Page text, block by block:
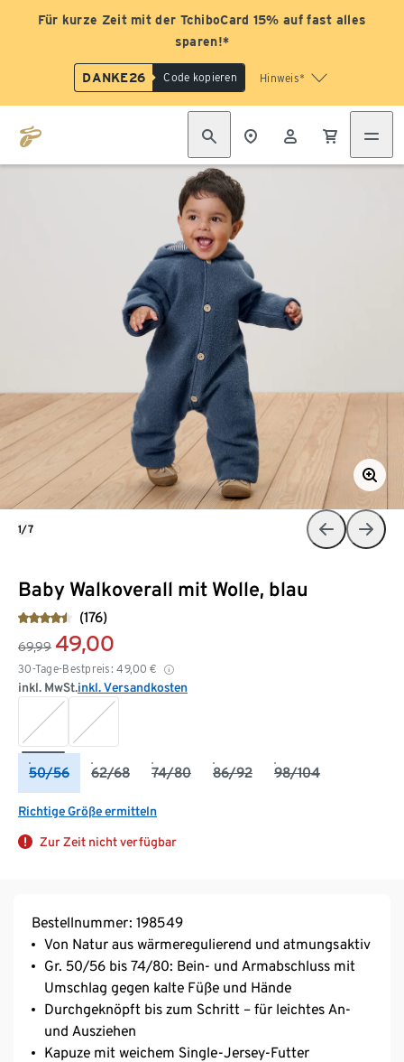
Für kurze Zeit mit der TchiboCard 15% auf fast alles
sparen!*
DANKE26 Code kopieren Hinweis*
Baby Walkoverall mit Wolle, blau
(176)
69,99 49,00
30-Tage-Bestpreis: 49,00 €
inkl. MwSt.inkl. Versandkosten
50/56 62/68 74/80 86/92 98/104
Richtige Größe ermitteln
Zur Zeit nicht verfügbar
1/7
Bestellnummer: 198549
Von Natur aus wärmeregulierend und atmungsaktiv
Gr. 50/56 bis 74/80: Bein- und Armabschluss mit
Umschlag gegen kalte Füße und Hände
Durchgeknöpft bis zum Schritt – für leichtes An-
und Ausziehen
Kapuze mit weichem Single-Jersey-Futter